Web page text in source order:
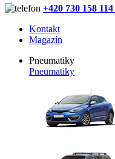
+420 730 158 114
Kontakt
Magazín
Pneumatiky
Pneumatiky